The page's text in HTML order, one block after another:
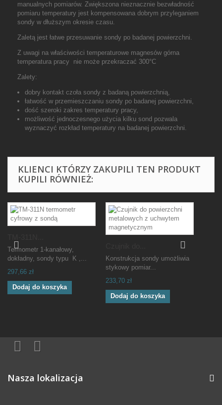
manualnych pomiarów. Zwiększona nieznacznie bezwładność
pomiaru temperatury jest kompensowana dobrym przyleganiem
sondy w dłuższym okresie czasu.
Zaletą jest łatwe przesuwanie sondy po badanej powierzchni.
Z uwagi na właściwości temperaturowe magnesów górna
temperatura pracy nie może przekraczać 300°C
Zalety:
dobry kontakt czoła sondy z badaną powierzchnią,
łatwość w przemieszczaniu sondy po badanej powierzchni,
dość szeroki zakres temperatury pracy,
możliwość jednoczesnego użycia kilku sond pozwala
wyznaczyć rozkład temperatury na badanej powierzchni.
KLIENCI KTÓRZY ZAKUPILI TEN PRODUKT
KUPILI RÓWNIEŻ:
Termometr 1-kanałowy,
dokładny, sondy typu K ,...
297,66 zł
Dodaj do koszyka
Konstrukcja sondy umożliwia
stykowy pomiar...
233,70 zł
Dodaj do koszyka
Nasza lokalizacja